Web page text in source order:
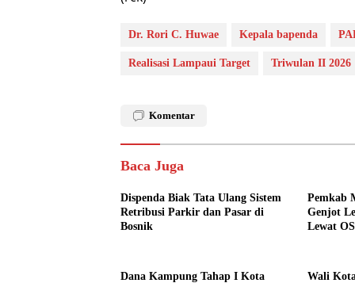
Dr. Rori C. Huwae Kepala bapenda
Realisasi Lampaui Target Triwulan II 2026
Komentar
Baca Juga
Dispenda Biak Tata Ulang Sistem
Retribusi Parkir dan Pasar di
Bosnik
Pemkab
Genjot
Lewat
Dana Kampung Tahap I Kota
Wali